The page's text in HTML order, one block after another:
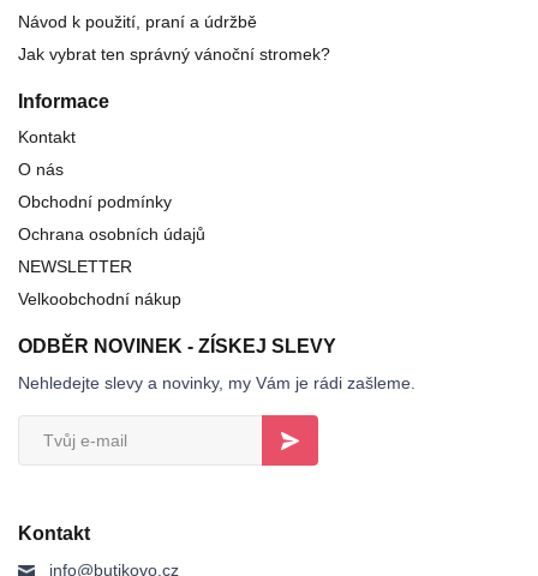
Návod k použití, praní a údržbě
Jak vybrat ten správný vánoční stromek?
Informace
Kontakt
O nás
Obchodní podmínky
Ochrana osobních údajů
NEWSLETTER
Velkoobchodní nákup
ODBĚR NOVINEK - ZÍSKEJ SLEVY
Nehledejte slevy a novinky, my Vám je rádi zašleme.
Kontakt
info@butikovo.cz